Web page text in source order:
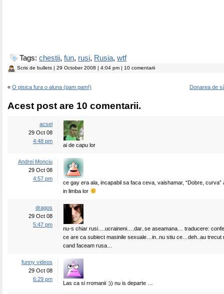
Tags: chestii, fun, rusi, Rusia, wtf
Scris de bullets | 29 October 2008 | 4:04 pm | 10 comentarii
« O pisica fura o aluna (pam pam!) Donarea de
Acest post are 10 comentarii.
acsel
29 Oct 08
4:48 pm
ai de capu lor
Andrei Monciu
29 Oct 08
4:57 pm
ce gay era ala, incapabil sa faca ceva, vaishamar, “Dobre, curva”
in limba lor
dragos
29 Oct 08
5:47 pm
nu-s chiar rusi….ucraineni….dar..se aseamana… traducere:
ce are ca subiect masinile sexuale…in..nu stiu ce…deh..au trecut
cand faceam rusa…
funny videos
29 Oct 08
6:29 pm
Las ca si rromanii :)) nu is departe …